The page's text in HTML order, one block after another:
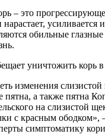
– это
усиливается
обильные
уничтожить корь
пятна, а также пятна
на слизистой
с красным
симптоматику